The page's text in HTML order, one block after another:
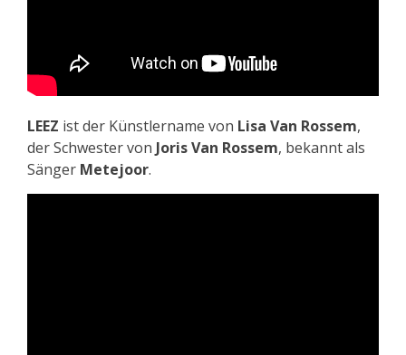
LEEZ ist der Künstlername von Lisa Van Rossem,
der Schwester von Joris Van Rossem, bekannt als
Sänger Metejoor.